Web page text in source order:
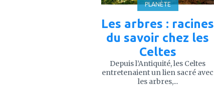
PLANÈTE
Les arbres : racines
du savoir chez les
Celtes
Depuis l’Antiquité, les Celtes
entretenaient un lien sacré avec
les arbres,...